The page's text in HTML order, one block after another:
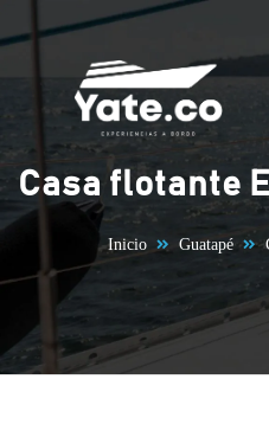
Saltar al contenido
Casa flotante
Inicio Guatapé